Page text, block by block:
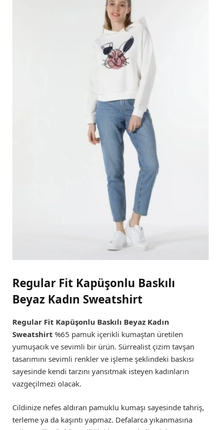
Regular Fit Kapüşonlu Baskılı
Beyaz Kadın Sweatshirt
Regular Fit Kapüşonlu Baskılı Beyaz Kadın
Sweatshirt %65 pamuk içerikli kumaştan üretilen
yumuşacık ve sevimli bir ürün. Sürrealist çizim tavşan
tasarımını sevimli renkler ve işleme şeklindeki baskısı
sayesinde kendi tarzını yansıtmak isteyen kadınların
vazgeçilmezi olacak.
Cildinize nefes aldıran pamuklu kumaşı sayesinde tahriş,
terleme ya da kaşıntı yapmaz. Defalarca yıkanmasına